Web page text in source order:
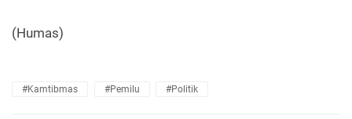
(Humas)
#Kamtibmas #Pemilu #Politik